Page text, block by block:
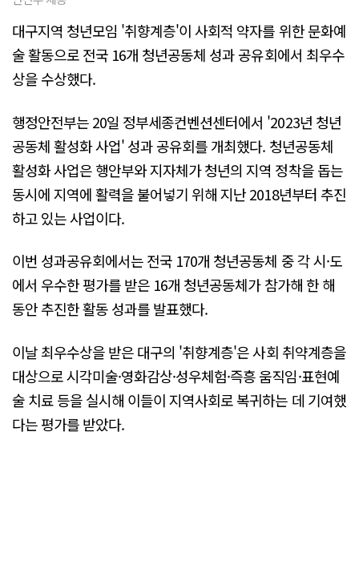
대구지역 청년모임 '취향계층'이 사회적 약자를 위한 문화예
술 활동으로 전국 16개 청년공동체 성과 공유회에서 최우수
상을 수상했다.
행정안전부는 20일 정부세종컨벤션센터에서 '2023년 청년
공동체 활성화 사업' 성과 공유회를 개최했다. 청년공동체
활성화 사업은 행안부와 지자체가 청년의 지역 정착을 돕는
동시에 지역에 활력을 불어넣기 위해 지난 2018년부터 추진
하고 있는 사업이다.
이번 성과공유회에서는 전국 170개 청년공동체 중 각 시·도
에서 우수한 평가를 받은 16개 청년공동체가 참가해 한 해
동안 추진한 활동 성과를 발표했다.
이날 최우수상을 받은 대구의 '취향계층'은 사회 취약계층을
대상으로 시각미술·영화감상·성우체험·즉흥 움직임·표현예
술 치료 등을 실시해 이들이 지역사회로 복귀하는 데 기여했
다는 평가를 받았다.